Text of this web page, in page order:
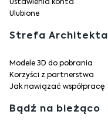
Ustawienia konta
Ulubione
Strefa Architekta
Modele 3D do pobrania
Korzyści z partnerstwa
Jak nawiązać współpracę
Bądź na bieżąco